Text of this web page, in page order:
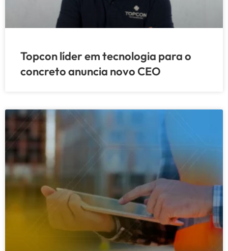
Topcon líder em tecnologia para o
concreto anuncia novo CEO